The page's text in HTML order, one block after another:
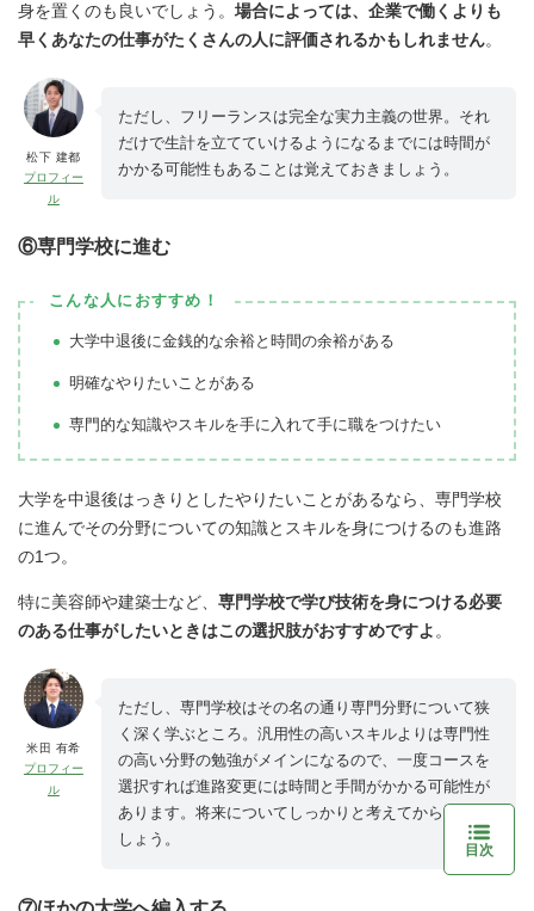
身を置くのも良いでしょう。 場合によっては、企業で働くよりも
早くあなたの仕事がたくさんの人に評価されるかもしれません。
松下 建都
プロフィー
ル
ただし、フリーランスは完全な実力主義の世界。それ
だけで生計を立てていけるようになるまでには時間が
かかる可能性もあることは覚えておきましょう。
⑥専門学校に進む
こんな人におすすめ！
大学中退後に金銭的な余裕と時間の余裕がある
明確なやりたいことがある
専門的な知識やスキルを手に入れて手に職をつけたい
大学を中退後はっきりとしたやりたいことがあるなら、専門学校
に進んでその分野についての知識とスキルを身につけるのも進路
の1つ。
特に美容師や建築士など、 専門学校で学び技術を身につける必要
のある仕事がしたいときはこの選択肢がおすすめですよ 。
米田 有希
プロフィー
ル
ただし、専門学校はその名の通り専門分野について狭
く深く学ぶところ。汎用性の高いスキルよりは専門性
の高い分野の勉強がメインになるので、一度コースを
選択すれば進路変更には時間と手間がかかる可能性が
あります。将来についてしっかりと考えてから選びま
しょう。
目次